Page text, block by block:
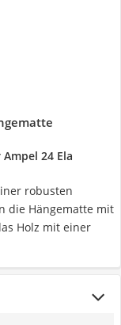
24 Ela
robusten
die Hängematte mit
Holz mit einer